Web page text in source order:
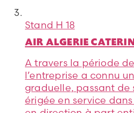
Stand H 18
AIR ALGERIE
A travers la période
l’entreprise a connu
graduelle, passant de
érigée en service